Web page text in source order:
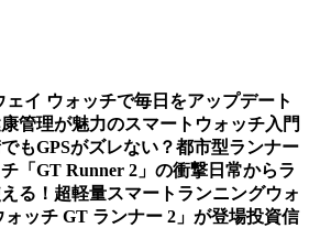
ェイ ウォッチで毎日をアップデート
管理が魅力のスマートウォッチ入門
もGPSがズレない？都市型ランナー
「GT Runner 2」の衝撃 日常からラ
る！超軽量スマートランニングウォ
ッチ GT ランナー 2」が登場投資信